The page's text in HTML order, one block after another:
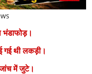
भंडाफोड़।
गई थी लकड़ी।
में जुटे।